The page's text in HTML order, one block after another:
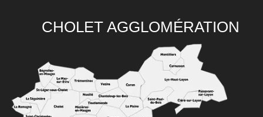
CHOLET AGGLOMÉRATION